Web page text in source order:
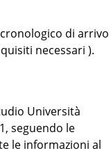
di arrivo
necessari ).
Università
seguendo le
le informazioni al